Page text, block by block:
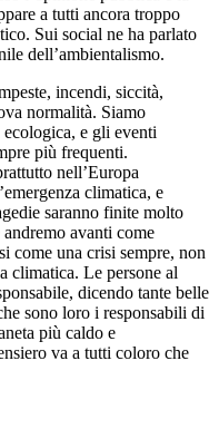
a tutti ancora troppo
Sui social ne ha parlato
dell’ambientalismo.
incendi, siccità,
normalità. Siamo
e gli eventi
più frequenti.
nell’Europa
climatica, e
saranno finite molto
avanti come
come una crisi sempre, non
climatica. Le persone al
dicendo tante belle
sono loro i responsabili di
più caldo e
va a tutti coloro che